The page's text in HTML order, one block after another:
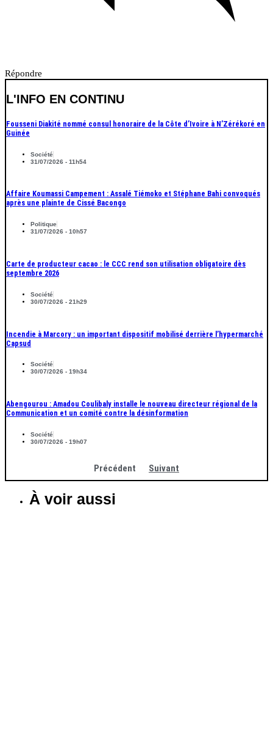
Répondre
L'INFO EN CONTINU
Fousseni Diakité nommé consul honoraire de la Côte d’Ivoire à N’Zérékoré en
Guinée
Société
31/07/2026 - 11h54
Affaire Koumassi Campement : Assalé Tiémoko et Stéphane Bahi convoqués
après une plainte de Cissé Bacongo
Politique
31/07/2026 - 10h57
Carte de producteur cacao : le CCC rend son utilisation obligatoire dès
septembre 2026
Société
30/07/2026 - 21h29
Incendie à Marcory : un important dispositif mobilisé derrière l’hypermarché
Capsud
Société
30/07/2026 - 19h34
Abengourou : Amadou Coulibaly installe le nouveau directeur régional de la
Communication et un comité contre la désinformation
Société
30/07/2026 - 19h07
Précédent Suivant
À voir aussi